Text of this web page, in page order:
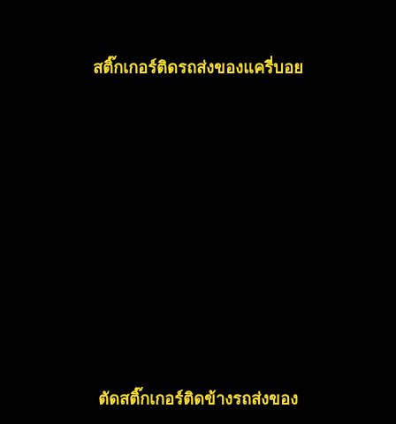
สติ๊กเกอร์ติดรถส่งของแครี่บอย
ตัดสติ๊กเกอร์ติดข้างรถส่งของ